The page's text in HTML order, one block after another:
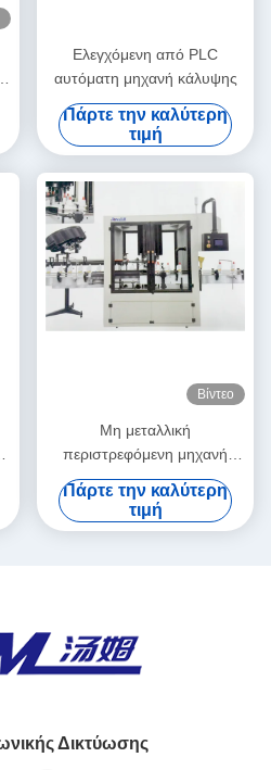
Ελεγχόμενη από PLC
αυτόματη μηχανή κάλυψης
Πάρτε την καλύτερη
τιμή
Βίντεο
Μη μεταλλική
περιστρεφόμενη μηχανή
αυτόματης κάλυψης
μπουκάλι με έλεγχο PLC
Πάρτε την καλύτερη
τιμή
Δικτύωσης